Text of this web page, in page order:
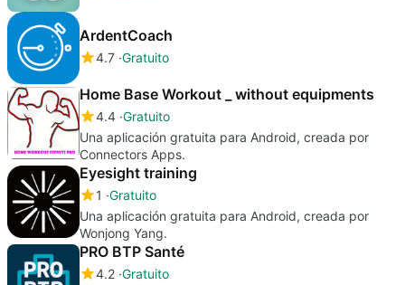
ArdentCoach
4.7 Gratuito
Home Base Workout _ without equipments
4.4 Gratuito
Una aplicación gratuita para Android, creada por
Connectors Apps.
Eyesight training
1 Gratuito
Una aplicación gratuita para Android, creada por
Wonjong Yang.
PRO BTP Santé
4.2 Gratuito